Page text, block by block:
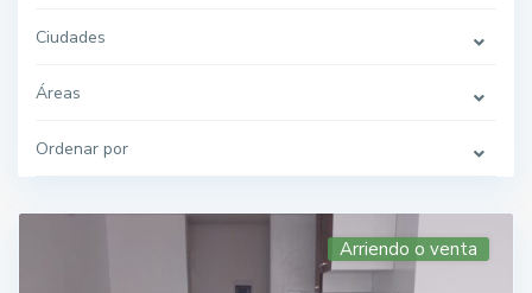
Ciudades
Áreas
Ordenar por
Arriendo o venta